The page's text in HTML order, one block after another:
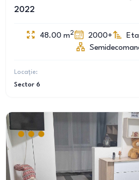
2022
48.00 m2 2000+
Locație:
Sector 6